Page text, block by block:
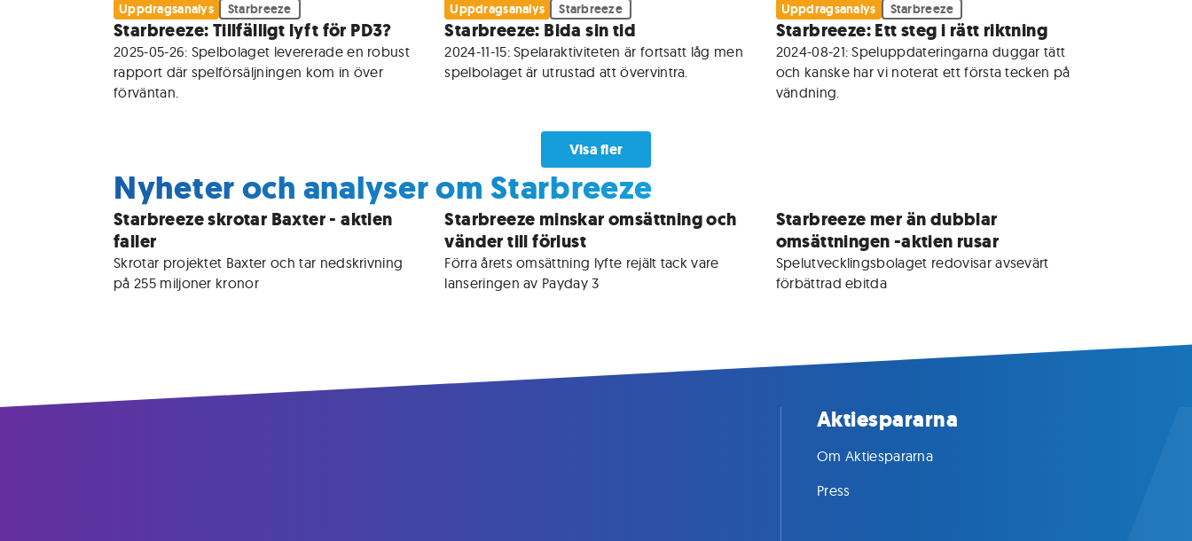
Uppdragsanalys Starbreeze
Starbreeze: Tillfälligt lyft för PD3?
2025-05-26: Spelbolaget levererade en robust
rapport där spelförsäljningen kom in över
förväntan.
Uppdragsanalys Starbreeze
Starbreeze: Bida sin tid
2024-11-15: Spelaraktiviteten är fortsatt låg men
spelbolaget är utrustad att övervintra.
Uppdragsanalys Starbreeze
Starbreeze: Ett steg i rätt riktning
2024-08-21: Speluppdateringarna duggar tätt
och kanske har vi noterat ett första tecken på
vändning.
Visa fler
Nyheter och analyser om Starbreeze
Starbreeze skrotar Baxter - aktien
faller
Skrotar projektet Baxter och tar nedskrivning
Starbreeze minskar omsättning och
vänder till förlust
Förra årets omsättning lyfte rejält tack vare
lanseringen av Payday 3
Starbreeze mer än dubblar
omsättningen -aktien rusar
Spelutvecklingsbolaget redovisar avsevärt
Aktiespararna
Om Aktiespararna
Press